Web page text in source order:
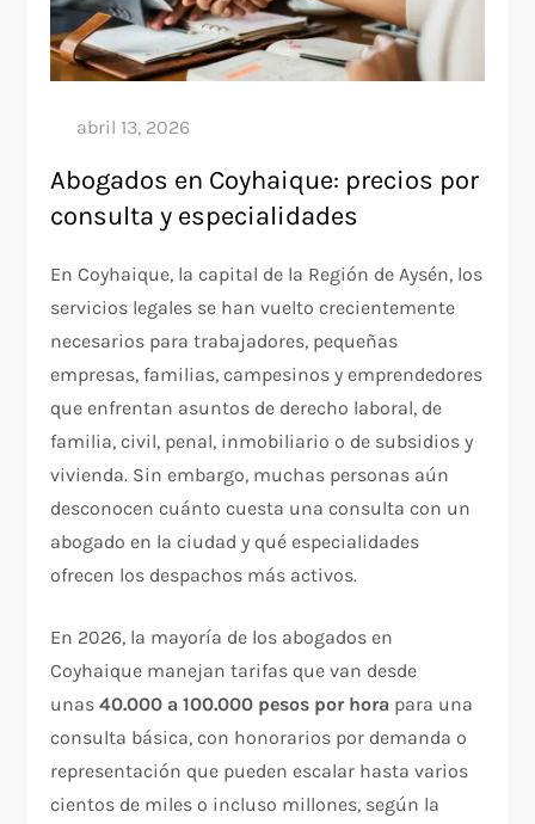
Abogados en Coyhaique: precios por
consulta y especialidades
En Coyhaique, la capital de la Región de Aysén, los
servicios legales se han vuelto crecientemente
necesarios para trabajadores, pequeñas
empresas, familias, campesinos y emprendedores
que enfrentan asuntos de derecho laboral, de
familia, civil, penal, inmobiliario o de subsidios y
vivienda. Sin embargo, muchas personas aún
desconocen cuánto cuesta una consulta con un
abogado en la ciudad y qué especialidades
ofrecen los despachos más activos.
En 2026, la mayoría de los abogados en
Coyhaique manejan tarifas que van desde
unas40.000 a 100.000 pesos por hora para una
consulta básica, con honorarios por demanda o
representación que pueden escalar hasta varios
cientos de miles o incluso millones, según la